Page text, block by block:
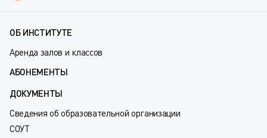
ОБ ИНСТИТУТЕ
Аренда залов и классов
АБОНЕМЕНТЫ
ДОКУМЕНТЫ
Сведения об образовательной организации
СОУТ